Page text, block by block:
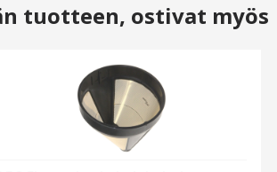
tuotteen, ostivat myös